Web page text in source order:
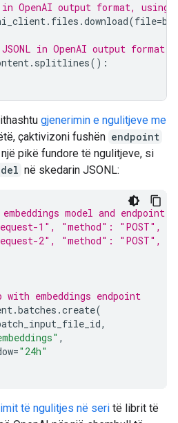
OpenAI output format, using
. files .download(file=
in OpenAI output format
. splitlines():
gjenerimin e ngulitjeve me
çaktivizoni fushën endpoint
pikë fundore të ngulitjeve, si
në skedarin JSONL:
model and endpoint
1", "method": "POST",
2", "method": "POST",
embeddings endpoint
.batches .create(
,
,
="24h"
të ngulitjes në seri të librit të